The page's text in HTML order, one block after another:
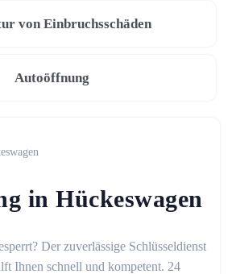
von Einbruchsschäden
Autoöffnung
in Hückeswagen
Der zuverlässige Schlüsseldienst
Ihnen schnell und kompetent. 24